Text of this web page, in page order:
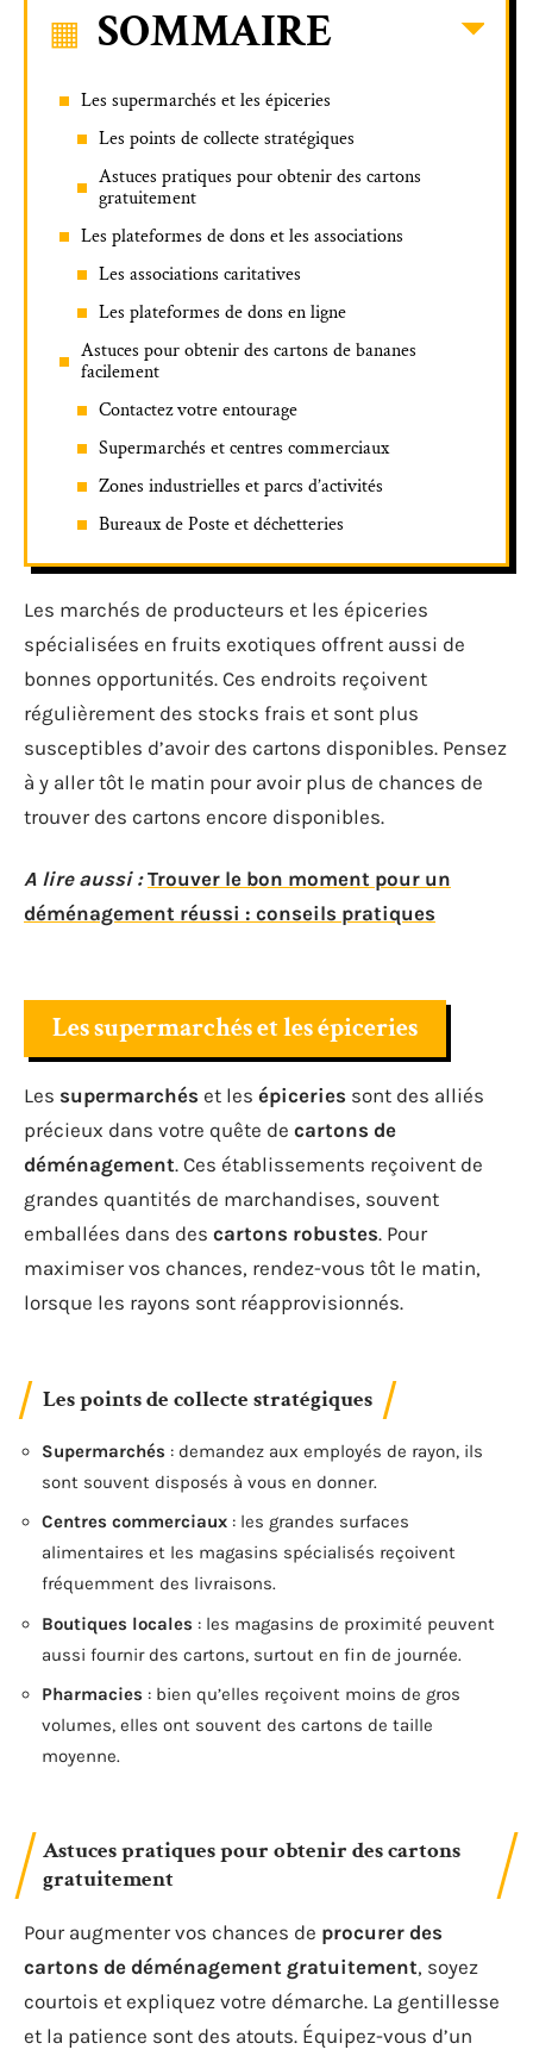
SOMMAIRE
Les supermarchés et les épiceries
Les points de collecte stratégiques
Astuces pratiques pour obtenir des cartons
gratuitement
Les plateformes de dons et les associations
Les associations caritatives
Les plateformes de dons en ligne
Astuces pour obtenir des cartons de bananes
facilement
Contactez votre entourage
Supermarchés et centres commerciaux
Zones industrielles et parcs d’activités
Bureaux de Poste et déchetteries
Les marchés de producteurs et les épiceries
spécialisées en fruits exotiques offrent aussi de
bonnes opportunités. Ces endroits reçoivent
régulièrement des stocks frais et sont plus
susceptibles d’avoir des cartons disponibles. Pensez
à y aller tôt le matin pour avoir plus de chances de
trouver des cartons encore disponibles.
A lire aussi : Trouver le bon moment pour un
déménagement réussi : conseils pratiques
Les supermarchés et les épiceries
Les supermarchés et les épiceries sont des alliés
précieux dans votre quête de cartons de
déménagement. Ces établissements reçoivent de
grandes quantités de marchandises, souvent
emballées dans des cartons robustes. Pour
maximiser vos chances, rendez-vous tôt le matin,
lorsque les rayons sont réapprovisionnés.
Les points de collecte stratégiques
Supermarchés : demandez aux employés de rayon, ils
sont souvent disposés à vous en donner.
Centres commerciaux : les grandes surfaces
alimentaires et les magasins spécialisés reçoivent
fréquemment des livraisons.
Boutiques locales : les magasins de proximité peuvent
aussi fournir des cartons, surtout en fin de journée.
Pharmacies : bien qu’elles reçoivent moins de gros
volumes, elles ont souvent des cartons de taille
moyenne.
Astuces pratiques pour obtenir des cartons
gratuitement
Pour augmenter vos chances de procurer des
cartons de déménagement gratuitement, soyez
courtois et expliquez votre démarche. La gentillesse
et la patience sont des atouts. Équipez-vous d’un